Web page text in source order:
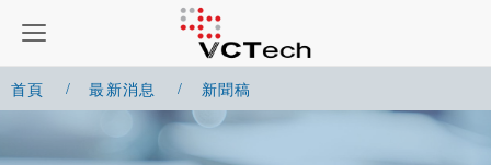
首頁 最新消息 新聞稿